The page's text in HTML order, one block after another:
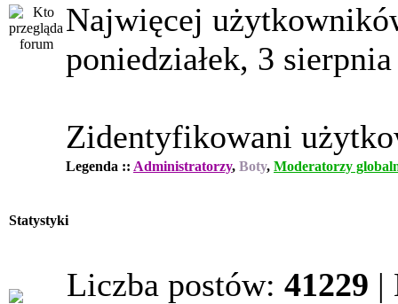
Najwięcej
poniedziałek, 3
Zidentyfikowani
Legenda :: Administratorzy, Boty, Moderatorzy
Statystyki
Liczba postów: 41229 |